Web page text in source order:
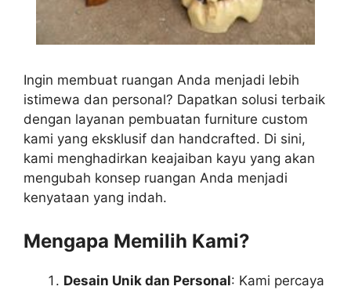
Ingin membuat ruangan Anda menjadi lebih
istimewa dan personal? Dapatkan solusi terbaik
dengan layanan pembuatan furniture custom
kami yang eksklusif dan handcrafted. Di sini,
kami menghadirkan keajaiban kayu yang akan
mengubah konsep ruangan Anda menjadi
kenyataan yang indah.
Mengapa Memilih Kami?
Desain Unik dan Personal: Kami percaya